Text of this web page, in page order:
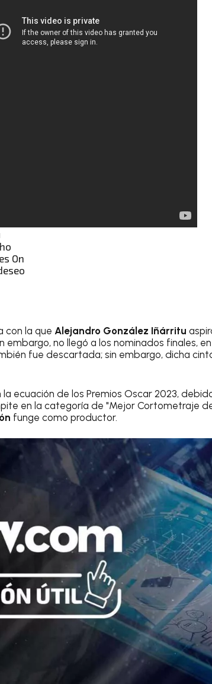
On
con la que Alejandro González Iñárritu
embargo, no llegó a los nominados finales,
fue descartada; sin embargo, dicha
ecuación de los Premios Oscar 2023,
en la categoría de "Mejor Cortometraje
funge como productor.